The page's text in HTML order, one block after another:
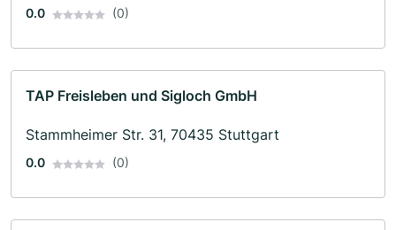
0.0 (0)
TAP Freisleben und Sigloch GmbH
Stammheimer Str. 31, 70435 Stuttgart
0.0 (0)